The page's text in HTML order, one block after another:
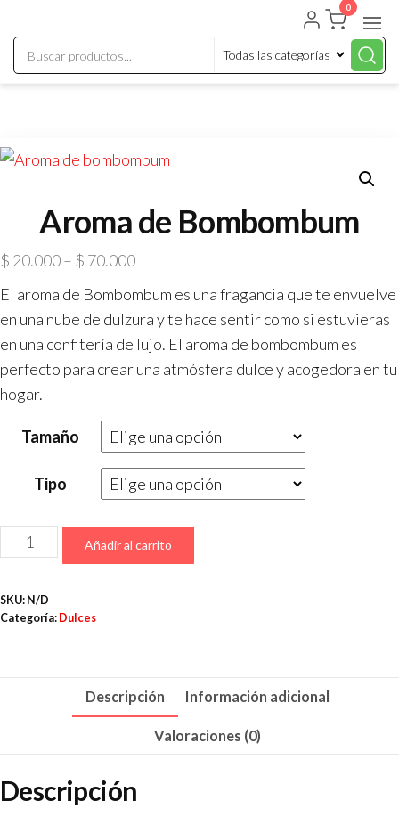
0
Aroma de Bombombum
$ 20.000– $ 70.000
El aroma de Bombombum es una fragancia que te envuelve
en una nube de dulzura y te hace sentir como si estuvieras
en una confitería de lujo. El aroma de bombombum es
perfecto para crear una atmósfera dulce y acogedora en tu
hogar.
Tamaño
Tipo
Añadir al carrito
SKU: N/D
Categoría: Dulces
Descripción Información adicional
Valoraciones (0)
Descripción